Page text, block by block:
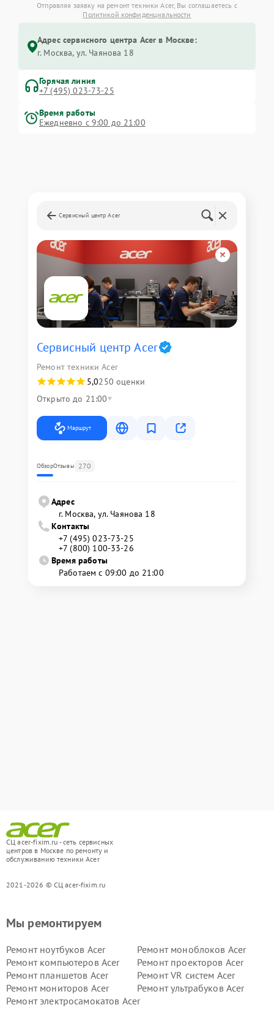
Отправляя заявку на ремонт техники Acer, Вы соглашаетесь с
Политикой конфиденциальности
Адрес сервисного центра Acer в Москве:
г. Москва, ул. Чаянова 18
Горячая линия
+7 (495) 023-73-25
Время работы
Ежедневно с 9:00 до 21:00
Сервисный центр Acer
Сервисный центр Acer
Ремонт техники Acer
5,0250 оценки
Открыто до 21:00
Маршрут
ОбзорОтзывы 270
Адрес
г. Москва, ул. Чаянова 18
Контакты
+7 (495) 023-73-25
+7 (800) 100-33-26
Время работы
Работаем с 09:00 до 21:00
СЦ acer-fixim.ru - сеть сервисных
центров в Москве по ремонту и
обслуживанию техники Acer
2021-2026 © СЦ acer-fixim.ru
Мы ремонтируем
Ремонт ноутбуков Acer
Ремонт моноблоков Acer
Ремонт компьютеров Acer
Ремонт проекторов Acer
Ремонт планшетов Acer
Ремонт VR систем Acer
Ремонт мониторов Acer
Ремонт ультрабуков Acer
Ремонт электросамокатов Acer